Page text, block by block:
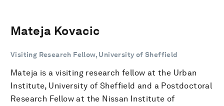
Mateja Kovacic
Visiting Research Fellow, University of Sheffield
Mateja is a visiting research fellow at the Urban
Institute, University of Sheffield and a Postdoctoral
Research Fellow at the Nissan Institute of